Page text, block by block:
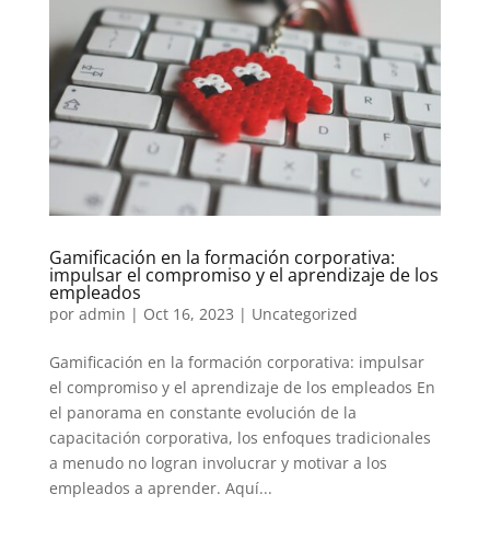
Gamificación en la formación corporativa:
impulsar el compromiso y el aprendizaje de los
empleados
por admin | Oct 16, 2023 | Uncategorized
Gamificación en la formación corporativa: impulsar
el compromiso y el aprendizaje de los empleados En
el panorama en constante evolución de la
capacitación corporativa, los enfoques tradicionales
a menudo no logran involucrar y motivar a los
empleados a aprender. Aquí...